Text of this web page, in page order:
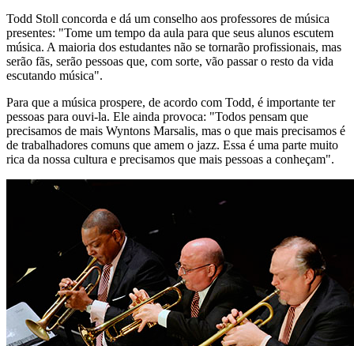
Todd Stoll concorda e dá um conselho aos professores de música
presentes: "Tome um tempo da aula para que seus alunos escutem
música. A maioria dos estudantes não se tornarão profissionais, mas
serão fãs, serão pessoas que, com sorte, vão passar o resto da vida
escutando música".
Para que a música prospere, de acordo com Todd, é importante ter
pessoas para ouvi-la. Ele ainda provoca: "Todos pensam que
precisamos de mais Wyntons Marsalis, mas o que mais precisamos é
de trabalhadores comuns que amem o jazz. Essa é uma parte muito
rica da nossa cultura e precisamos que mais pessoas a conheçam".